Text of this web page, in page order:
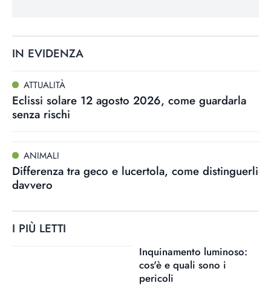
IN EVIDENZA
ATTUALITÀ
Eclissi solare 12 agosto 2026, come guardarla
senza rischi
ANIMALI
Differenza tra geco e lucertola, come distinguerli
davvero
I PIÙ LETTI
Inquinamento luminoso:
cos'è e quali sono i
pericoli